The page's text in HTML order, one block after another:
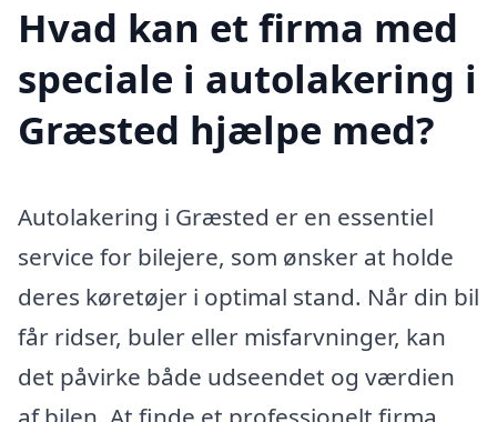
Hvad kan et firma med
speciale i autolakering i
Græsted hjælpe med?
Autolakering i Græsted er en essentiel
service for bilejere, som ønsker at holde
deres køretøjer i optimal stand. Når din bil
får ridser, buler eller misfarvninger, kan
det påvirke både udseendet og værdien